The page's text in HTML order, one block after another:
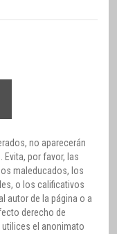
no aparecerán
Evita, por favor, las
maleducados, los
o los calificativos
autor de la página o a
derecho de
el anonimato